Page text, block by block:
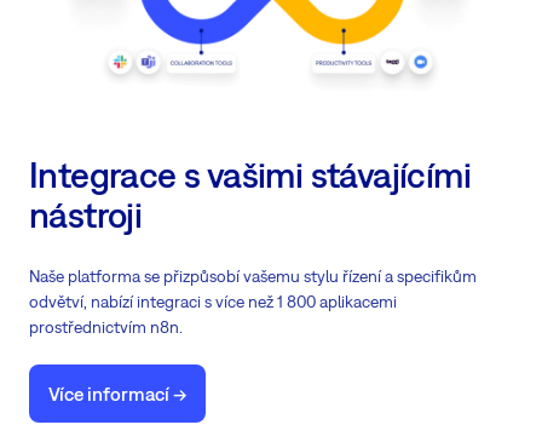
Integrace s vašimi stávajícími
nástroji
Naše platforma se přizpůsobí vašemu stylu řízení a specifikům
odvětví, nabízí integraci s více než 1 800 aplikacemi
prostřednictvím n8n.
Více informací ->